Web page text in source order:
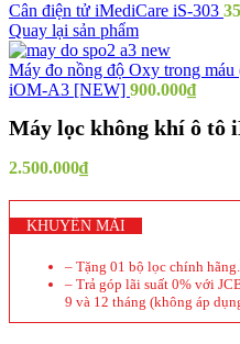
Cân điện tử iMediCare iS-303
Quay lại sản phẩm
Máy đo nồng độ Oxy trong
iOM-A3 [NEW] 900.000₫
Máy lọc không khí ô tô
2.500.000₫
KHUYẾN MÃI
– Tặng 01 bộ lọc chính hãng.
– Trả góp lãi suất 0% với
9 và 12 tháng (không áp